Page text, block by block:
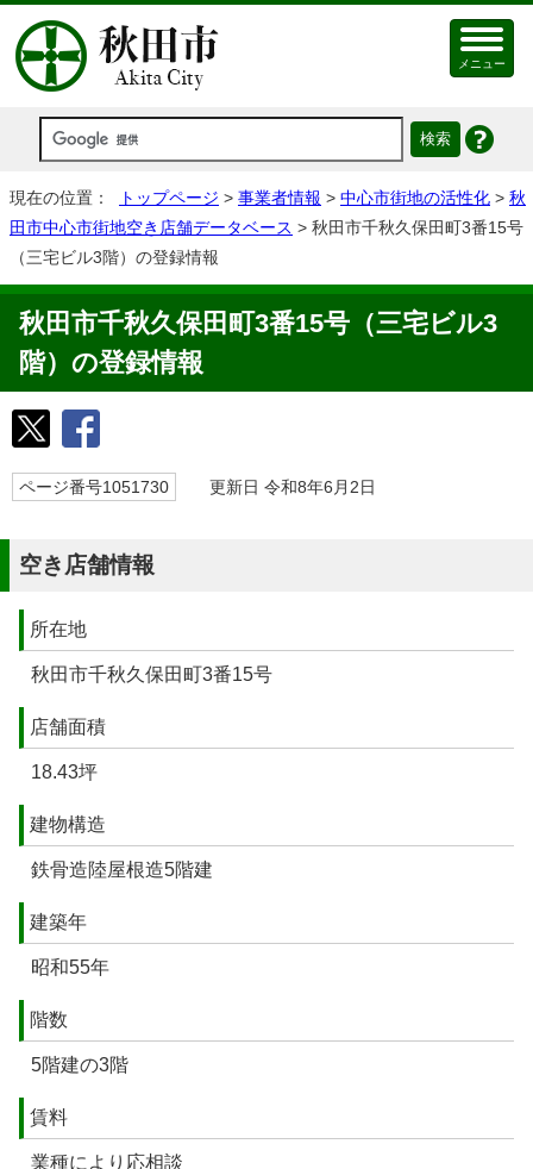
メニュー
現在の位置： トップページ > 事業者情報 > 中心市街地の活性化 > 秋
田市中心市街地空き店舗データベース > 秋田市千秋久保田町3番15号
（三宅ビル3階）の登録情報
秋田市千秋久保田町3番15号（三宅ビル3
階）の登録情報
ページ番号1051730 更新日 令和8年6月2日
空き店舗情報
所在地
秋田市千秋久保田町3番15号
店舗面積
18.43坪
建物構造
鉄骨造陸屋根造5階建
建築年
昭和55年
階数
5階建の3階
賃料
業種により応相談